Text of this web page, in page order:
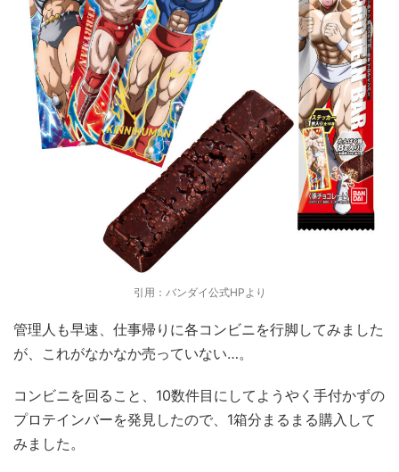
引用：バンダイ公式HPより
管理人も早速、仕事帰りに各コンビニを行脚してみました
が、これがなかなか売っていない…。
コンビニを回ること、10数件目にしてようやく手付かずの
プロテインバーを発見したので、1箱分まるまる購入して
みました。